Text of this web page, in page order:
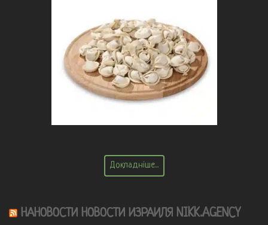
Докладніше...
НАНОВОСТИ НОВОСТИ ИЗРАИЛЯ NIKK.AGENCY